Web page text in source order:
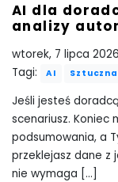
AI dla
analizy
wtorek, 7 lipca 2026
Tagi:
AI
Jeśli jesteś
scenariusz. Koniec
podsumowania, a
przeklejasz dane z
nie wymaga [...]